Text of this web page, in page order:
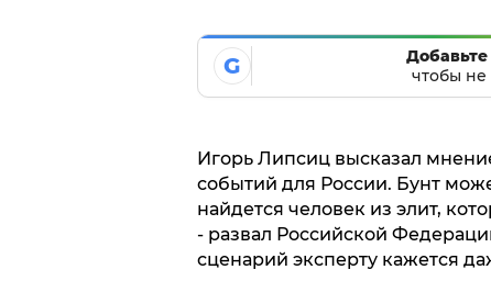
G
Добавьте
чтобы не
Игорь Липсиц высказал
событий для России. Бунт
найдется человек из элит,
- развал Российской
сценарий эксперту кажется